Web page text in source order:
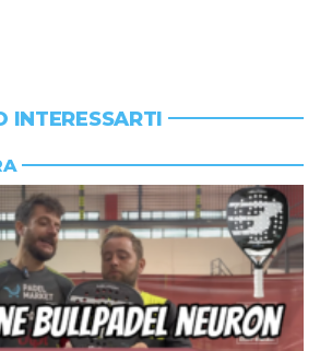
INTERESSARTI